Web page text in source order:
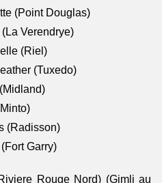
(Point Douglas)
Verendrye)
(Riel)
(Tuxedo)
(Radisson)
Garry)
Rouge Nord) (Gimli au